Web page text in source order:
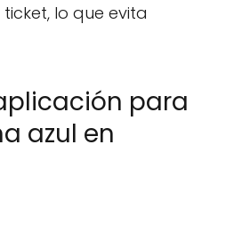
lo que evita
para
azul en